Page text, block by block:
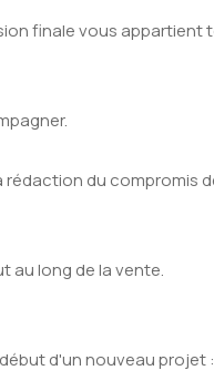
finale vous appartient
du
au long de la vente.
d'un nouveau